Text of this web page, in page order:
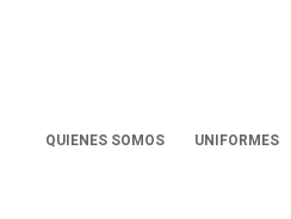
QUIENES SOMOS UNIFORMES